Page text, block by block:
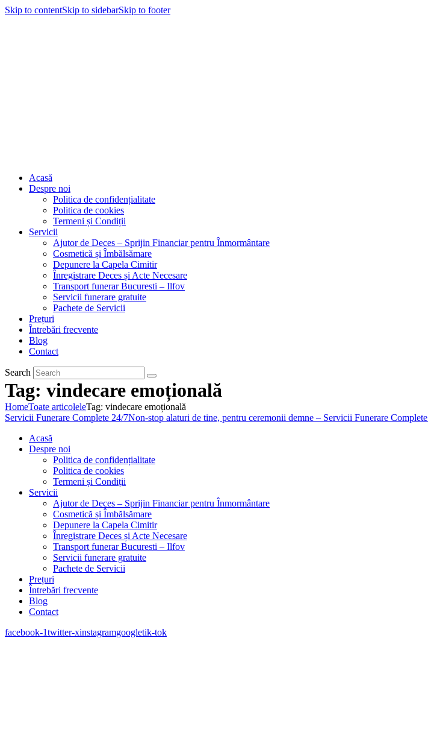
Skip to contentSkip to sidebarSkip to footer
Acasă
Despre noi
Politica de confidențialitate
Politica de cookies
Termeni și Condiții
Servicii
Ajutor de Deces – Sprijin Financiar pentru Înmormântare
Cosmetică și Îmbălsămare
Depunere la Capela Cimitir
Înregistrare Deces și Acte Necesare
Transport funerar Bucuresti – Ilfov
Servicii funerare gratuite
Pachete de Servicii
Prețuri
Întrebări frecvente
Blog
Contact
Search
Tag: vindecare emoțională
HomeToate articoleleTag: vindecare emoțională
Servicii Funerare Complete 24/7Non-stop alaturi de tine, pentru ceremonii demne – Servicii Funerare Complete
Acasă
Despre noi
Politica de confidențialitate
Politica de cookies
Termeni și Condiții
Servicii
Ajutor de Deces – Sprijin Financiar pentru Înmormântare
Cosmetică și Îmbălsămare
Depunere la Capela Cimitir
Înregistrare Deces și Acte Necesare
Transport funerar Bucuresti – Ilfov
Servicii funerare gratuite
Pachete de Servicii
Prețuri
Întrebări frecvente
Blog
Contact
facebook-1twitter-xinstagramgoogletik-tok